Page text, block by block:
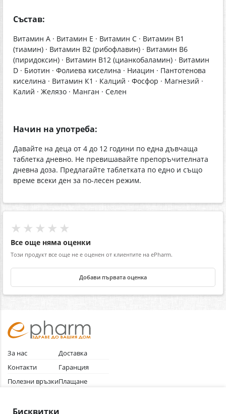
Състав:
Витамин А · Витамин Е · Витамин С · Витамин В1
(тиамин) · Витамин В2 (рибофлавин) · Витамин В6
(пиридоксин) · Витамин В12 (цианкобаламин) · Витамин
D · Биотин · Фолиева киселина · Ниацин · Пантотенова
киселина · Витамин К1 · Калций · Фосфор · Магнезий ·
Калий · Желязо · Манган · Селен
Начин на употреба:
Давайте на деца от 4 до 12 години по една дъвчаща
таблетка дневно. Не превишавайте препоръчителната
дневна доза. Предлагайте таблетката по едно и също
време всеки ден за по-лесен режим.
★★★★★
Все още няма оценки
Този продукт все още не е оценен от клиентите на ePharm.
Добави първата оценка
За нас
Контакти
Полезни връзки
Общи условия
Доставка
Гаранция
Плащане
Бисквитки